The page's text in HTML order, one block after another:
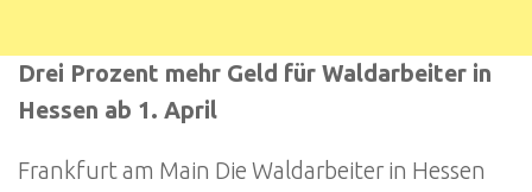
Drei Prozent mehr Geld für Waldarbeiter in
Hessen ab 1. April
Frankfurt am Main Die Waldarbeiter in Hessen